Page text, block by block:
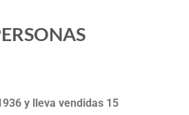
y lleva vendidas 15